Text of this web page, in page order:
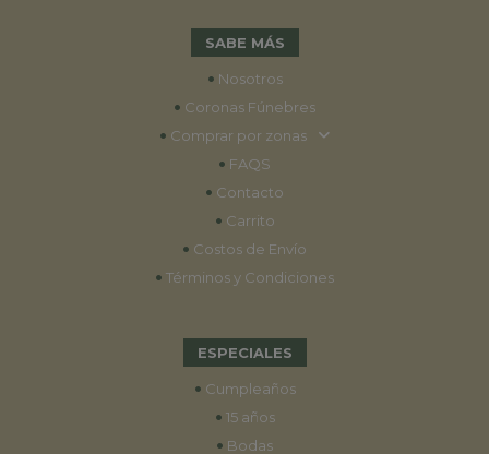
SABE MÁS
• Nosotros
• Coronas Fúnebres
• Comprar por zonas
• FAQS
• Contacto
• Carrito
• Costos de Envío
• Términos y Condiciones
ESPECIALES
• Cumpleaños
• 15 años
• Bodas